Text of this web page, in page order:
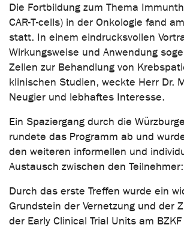
Die Fortbildung zum Thema
CAR-T-cells) in der Onkologie fand
statt. In einem eindrucksvollen
Wirkungsweise und Anwendung
Zellen zur Behandlung von
klinischen Studien, weckte Herr Dr.
Neugier und lebhaftes Interesse.
Ein Spaziergang durch die
rundete das Programm ab und
den weiteren informellen und
Austausch zwischen den
Durch das erste Treffen wurde ein
Grundstein der Vernetzung und der
der Early Clinical Trial Units am